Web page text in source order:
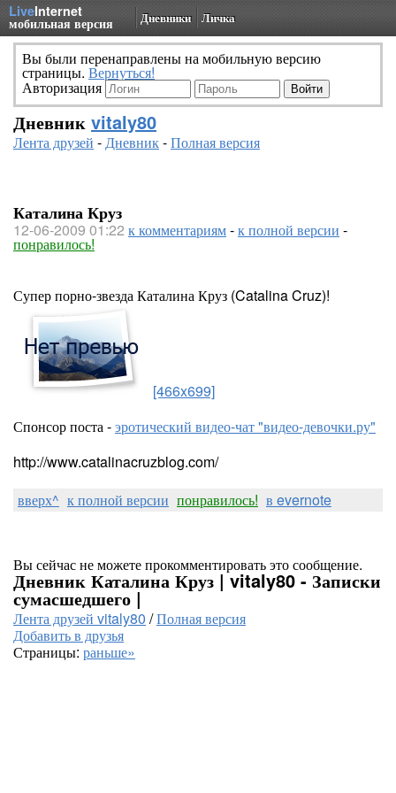
LiveInternet
мобильная версия Дневники Личка
Вы были перенаправлены на мобильную версию
страницы. Вернуться!
Авторизация
Дневник vitaly80
Лента друзей -Дневник-Полная версия
Каталина Круз
12-06-2009 01:22 к комментариям-к полной версии -
понравилось!
Супер порно-звезда Каталина Круз (Catalina Cruz)!
[466x699]
Спонсор поста -эротический видео-чат "видео-девочки.ру"
http://www.catalinacruzblog.com/
вверх^ к полной версии понравилось! в evernote
Вы сейчас не можете прокомментировать это сообщение.
Дневник Каталина Круз | vitaly80 - Записки
сумасшедшего |
Лента друзей vitaly80 /Полная версия
Добавить в друзья
Страницы: раньше»